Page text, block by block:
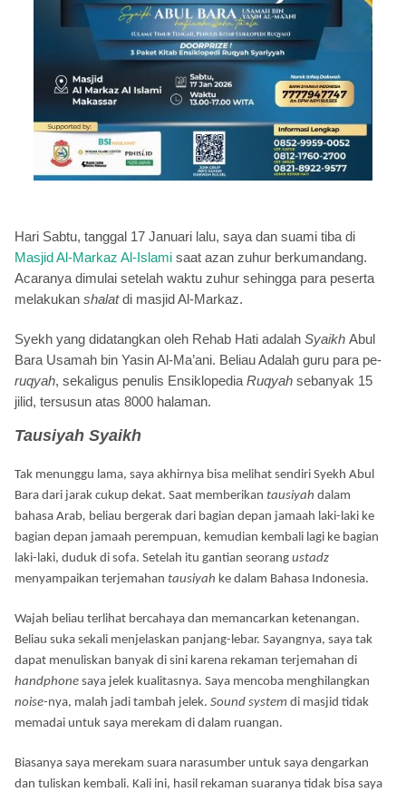
Hari Sabtu, tanggal 17 Januari lalu, saya dan suami tiba di
Masjid Al-Markaz Al-Islami saat azan zuhur berkumandang.
Acaranya dimulai setelah waktu zuhur sehingga para peserta
melakukan shalatdi masjid Al-Markaz.
Syekh yang didatangkan oleh Rehab Hati adalah Syaikh Abul
Bara Usamah bin Yasin Al-Ma’ani. Beliau Adalah guru para pe-
ruqyah, sekaligus penulis Ensiklopedia Ruqyah sebanyak 15
jilid, tersusun atas 8000 halaman.
Tausiyah Syaikh
Tak menunggu lama, saya akhirnya bisa melihat sendiri Syekh Abul
Bara dari jarak cukup dekat. Saat memberikan tausiyah dalam
bahasa Arab, beliau bergerak dari bagian depan jamaah laki-laki ke
bagian depan jamaah perempuan, kemudian kembali lagi ke bagian
laki-laki, duduk di sofa. Setelah itu gantian seorang ustadz
menyampaikan terjemahan tausiyah ke dalam Bahasa Indonesia.
Wajah beliau terlihat bercahaya dan memancarkan ketenangan.
Beliau suka sekali menjelaskan panjang-lebar. Sayangnya, saya tak
dapat menuliskan banyak di sini karena rekaman terjemahan di
handphone saya jelek kualitasnya. Saya mencoba menghilangkan
noise-nya, malah jadi tambah jelek. Sound system di masjid tidak
memadai untuk saya merekam di dalam ruangan.
Biasanya saya merekam suara narasumber untuk saya dengarkan
dan tuliskan kembali. Kali ini, hasil rekaman suaranya tidak bisa saya